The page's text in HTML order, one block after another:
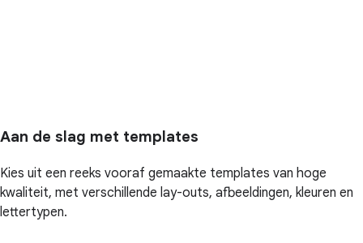
Aan de slag met templates
Kies uit een reeks vooraf gemaakte templates van hoge
kwaliteit, met verschillende lay-outs, afbeeldingen, kleuren en
lettertypen.